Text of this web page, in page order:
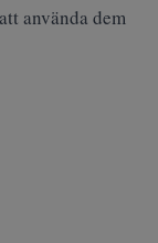
använda dem